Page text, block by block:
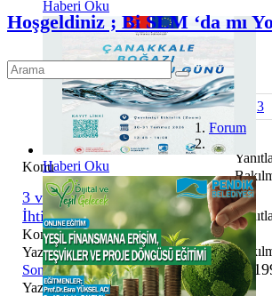
Haberi Oku
Haberi Oku
Hoşgeldiniz ; Bi SLM ‘da mı
Başlangıç Önceki 1 2 3
Son
1 2 3 4
Konu
3 veya 2 yıllık Çevre Mühendisi
İhtiyacı
Konu başlatıldı 11 yıl 4 ay önce,
Yazan:xesen04
Son ileti11 yıl 4 ay önce
Yazan:xesen04
Forum